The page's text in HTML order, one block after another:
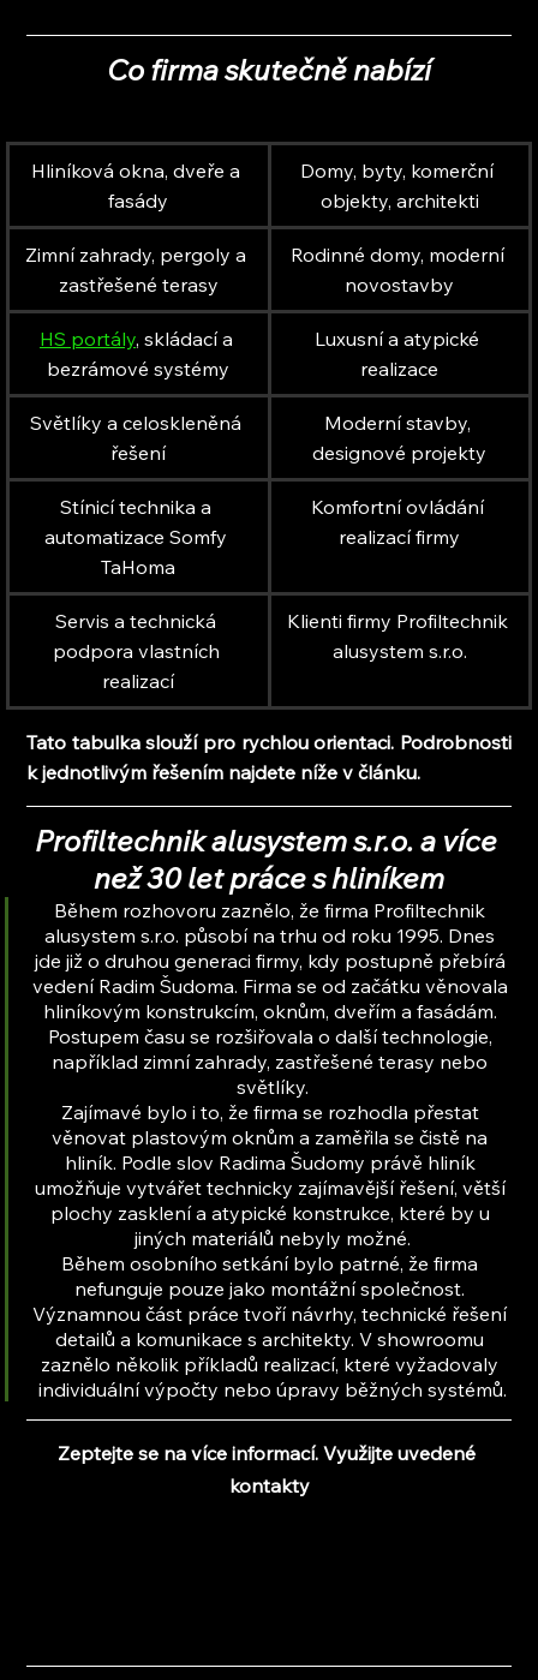
Co firma skutečně nabízí
Hliníková okna, dveře a
fasády
Domy, byty, komerční
objekty, architekti
Zimní zahrady, pergoly a
zastřešené terasy
Rodinné domy, moderní
novostavby
HS portály, skládací a
bezrámové systémy
Luxusní a atypické
realizace
Světlíky a celoskleněná
řešení
Moderní stavby,
designové projekty
Stínicí technika a
automatizace Somfy
TaHoma
Komfortní ovládání
realizací firmy
Servis a technická
podpora vlastních
realizací
Klienti firmy Profiltechnik
alusystem s.r.o.
Tato tabulka slouží pro rychlou orientaci. Podrobnosti
k jednotlivým řešením najdete níže v článku.
Profiltechnik alusystem s.r.o. a více
než 30 let práce s hliníkem
Během rozhovoru zaznělo, že firma Profiltechnik
alusystem s.r.o. působí na trhu od roku 1995. Dnes
jde již o druhou generaci firmy, kdy postupně přebírá
vedení Radim Šudoma. Firma se od začátku věnovala
hliníkovým konstrukcím, oknům, dveřím a fasádám.
Postupem času se rozšiřovala o další technologie,
například zimní zahrady, zastřešené terasy nebo
světlíky.
Zajímavé bylo i to, že firma se rozhodla přestat
věnovat plastovým oknům a zaměřila se čistě na
hliník. Podle slov Radima Šudomy právě hliník
umožňuje vytvářet technicky zajímavější řešení, větší
plochy zasklení a atypické konstrukce, které by u
jiných materiálů nebyly možné.
Během osobního setkání bylo patrné, že firma
nefunguje pouze jako montážní společnost.
Významnou část práce tvoří návrhy, technické řešení
detailů a komunikace s architekty. V showroomu
zaznělo několik příkladů realizací, které vyžadovaly
individuální výpočty nebo úpravy běžných systémů.
Zeptejte se na více informací. Využijte uvedené
kontakty